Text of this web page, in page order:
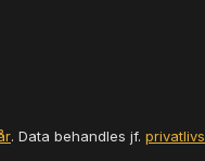
. Data behandles jf.